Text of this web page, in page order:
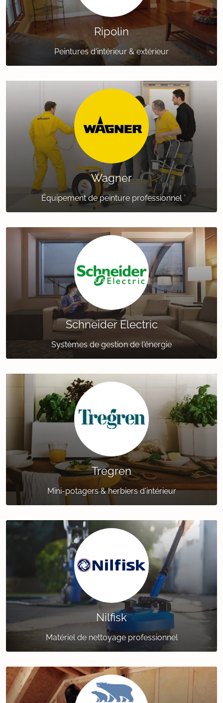
Ripolin
Peintures d'intérieur & extérieur
Wagner
Équipement de peinture professionnel
Schneider Electric
Systèmes de gestion de l'énergie
Tregren
Mini-potagers & herbiers d'intérieur
Nilfisk
Matériel de nettoyage professionnel